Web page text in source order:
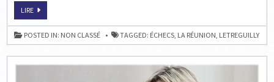
LIRELES
SUR
L’ÎLE
DE
LA
POSTED IN: NON CLASSÉ TAGGED: ÉCHECS, LA RÉUNION, LETREGUILLY